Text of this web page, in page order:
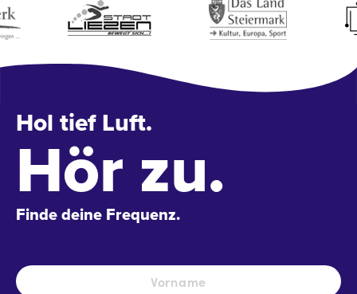
Hol tief Luft.
Hör zu.
Finde deine Frequenz.
Name *